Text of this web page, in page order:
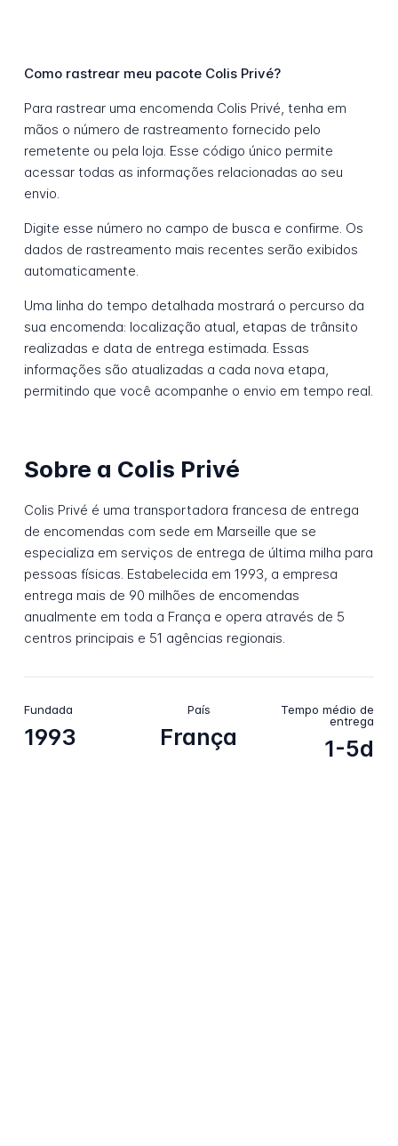
Como rastrear meu pacote Colis Privé?
Para rastrear uma encomenda Colis Privé, tenha em
mãos o número de rastreamento fornecido pelo
remetente ou pela loja. Esse código único permite
acessar todas as informações relacionadas ao seu
envio.
Digite esse número no campo de busca e confirme. Os
dados de rastreamento mais recentes serão exibidos
automaticamente.
Uma linha do tempo detalhada mostrará o percurso da
sua encomenda: localização atual, etapas de trânsito
realizadas e data de entrega estimada. Essas
informações são atualizadas a cada nova etapa,
permitindo que você acompanhe o envio em tempo real.
Sobre a Colis Privé
Colis Privé é uma transportadora francesa de entrega
de encomendas com sede em Marseille que se
especializa em serviços de entrega de última milha para
pessoas físicas. Estabelecida em 1993, a empresa
entrega mais de 90 milhões de encomendas
anualmente em toda a França e opera através de 5
centros principais e 51 agências regionais.
Fundada
1993
País
França
Tempo médio de
entrega
1-5d